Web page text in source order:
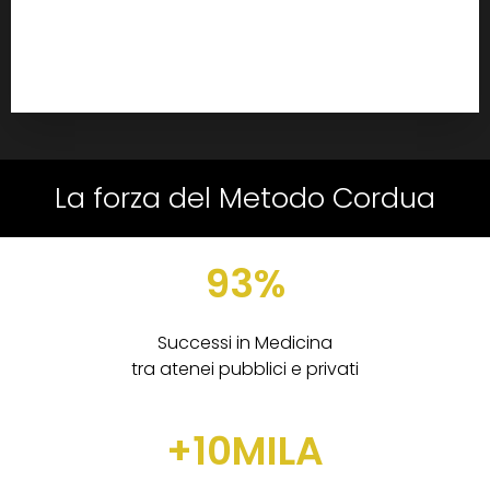
La forza del Metodo Cordua
93%
Successi in Medicina
tra atenei pubblici e privati
+10MILA